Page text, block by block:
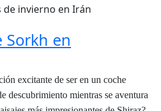
de invierno en Irán
Sorkh en
excitante de ser en un coche
descubrimiento mientras se aventura